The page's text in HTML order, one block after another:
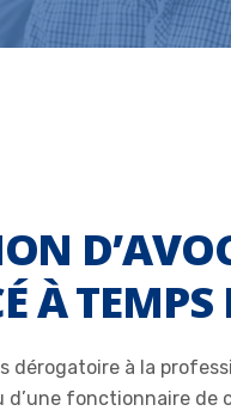
À TEMPS
à la
d’une fonctionnaire